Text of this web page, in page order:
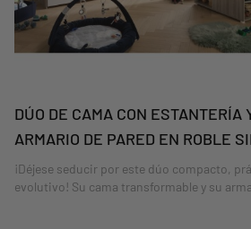
DÚO DE CAMA CON ESTANTERÍA
ARMARIO DE PARED EN ROBLE
¡Déjese seducir por este dúo compacto,
evolutivo! Su cama transformable y su